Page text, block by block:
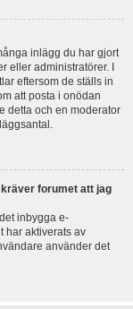
inlägg du har gjort
eller administratörer. I
eftersom de ställs in
att posta i onödan
detta och en moderator
forumet att jag
inbygga e-
har aktiverats av
använder det